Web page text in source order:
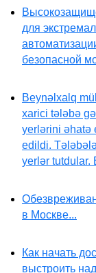
для
безопасной
Beynəlxalq
xarici tələbə
yerlərini əhatə
edildi.
yerlər tutdular.
в Москве...
Как начать
выстроить